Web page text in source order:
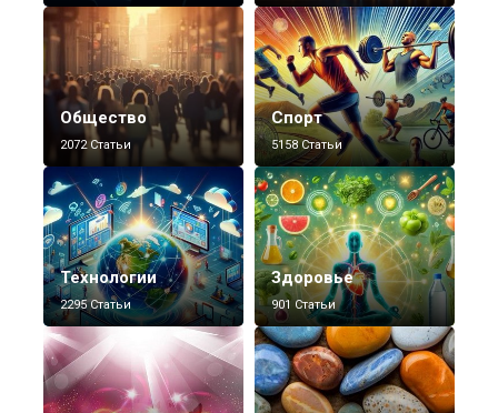
Общество
2072 Статьи
Спорт
5158 Статьи
Технологии
2295 Статьи
Здоровье
901 Статьи